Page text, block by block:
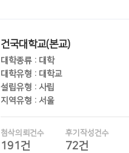
건국대학교(본교)
대학종류 : 대학
대학유형 : 대학교
설립유형 : 사립
지역유형 : 서울
첨삭의뢰건수
191건
후기작성건수
72건